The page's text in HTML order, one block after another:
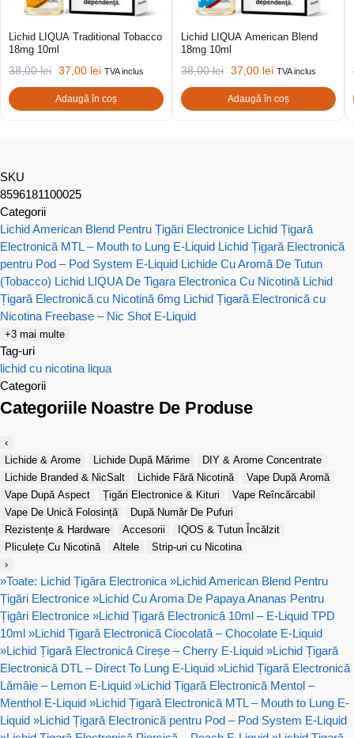
Lichid LIQUA Traditional Tobacco
18mg 10ml
38,00lei 37,00 lei TVA inclus
Adaugă în coș
Lichid LIQUA American Blend
18mg 10ml
38,00lei 37,00 lei TVA inclus
Adaugă în coș
SKU
8596181100025
Categorii
Lichid American Blend Pentru Țigări Electronice Lichid Țigară
Electronică MTL – Mouth to Lung E-Liquid Lichid Țigară Electronică
pentru Pod – Pod System E-Liquid Lichide Cu Aromă De Tutun
(Tobacco) Lichid LIQUA De Tigara Electronica Cu Nicotină Lichid
Țigară Electronică cu Nicotină 6mg Lichid Țigară Electronică cu
Nicotina Freebase – Nic Shot E-Liquid
+3 mai multe
Tag-uri
lichid cu nicotina liqua
Categorii
Categoriile Noastre De Produse
‹
Lichide & Arome
Lichide După Mărime
DIY & Arome Concentrate
Lichide Branded & NicSalt
Lichide Fără Nicotină
Vape După Aromă
Vape După Aspect
Țigări Electronice & Kituri
Vape Reîncărcabil
Vape De Unică Folosință
După Număr De Pufuri
Rezistențe & Hardware
Accesorii
IQOS & Tutun Încălzit
Pliculețe Cu Nicotină
Altele
Strip-uri cu Nicotina
›
»Toate: Lichid Țigăra Electronica »Lichid American Blend Pentru
Țigări Electronice »Lichid Cu Aroma De Papaya Ananas Pentru
Țigări Electronice »Lichid Țigară Electronică 10ml – E-Liquid TPD
10ml »Lichid Țigară Electronică Ciocolată – Chocolate E-Liquid
»Lichid Țigară Electronică Cireșe – Cherry E-Liquid »Lichid Țigară
Electronică DTL – Direct To Lung E-Liquid »Lichid Țigară Electronică
Lămâie – Lemon E-Liquid »Lichid Țigară Electronică Mentol –
Menthol E-Liquid »Lichid Țigară Electronică MTL – Mouth to Lung E-
Liquid »Lichid Țigară Electronică pentru Pod – Pod System E-Liquid